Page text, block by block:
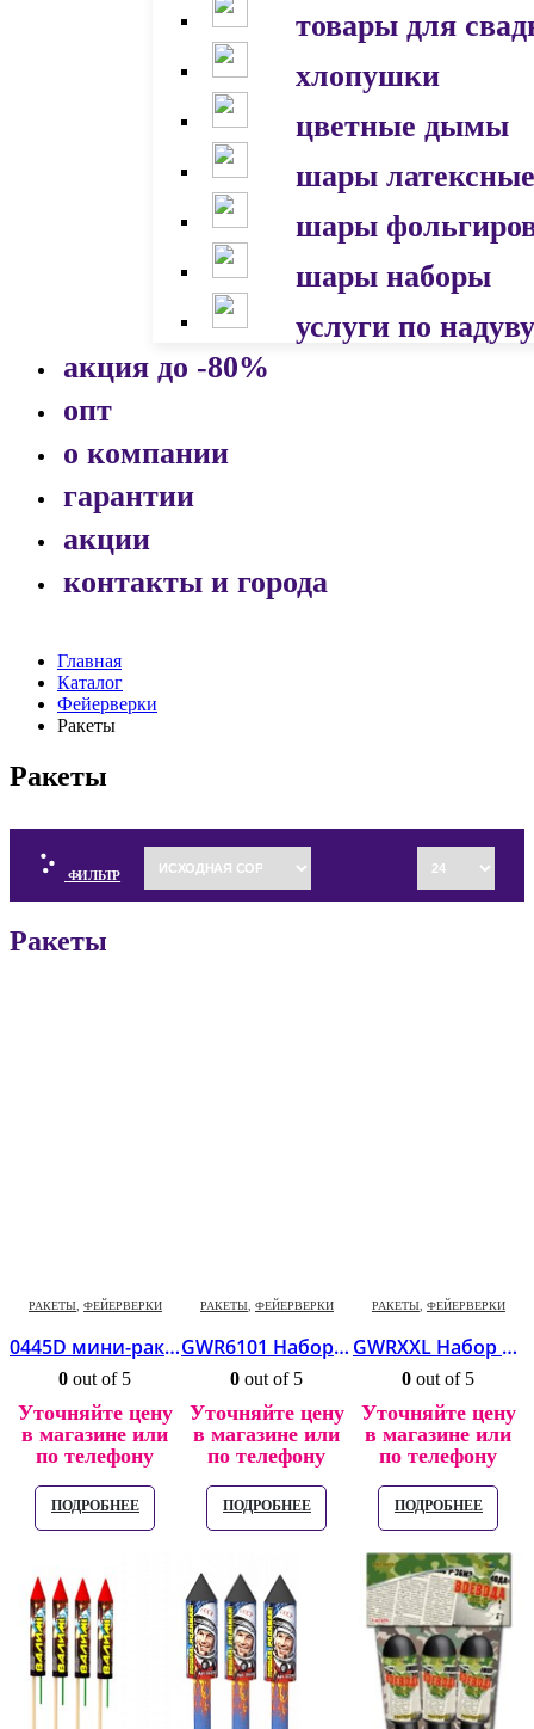
товары для
хлопушки
цветные дымы
шары латексные
шары
шары наборы
услуги по надуву
акция до -80%
опт
о компании
гарантии
акции
контакты и города
Главная
Каталог
Фейерверки
Ракеты
Ракеты
ФИЛЬТР
Ракеты
РАКЕТЫ, ФЕЙЕРВЕРКИ
0445D мини-ракеты Whistling Moon Travellers *20/12/12
0 out of 5
Уточняйте цену
в магазине или
по телефону
ПОДРОБНЕЕ
РАКЕТЫ, ФЕЙЕРВЕРКИ
GWR6101 Набор ракет (0,75″) *1/54
0 out of 5
Уточняйте цену
в магазине или
по телефону
ПОДРОБНЕЕ
РАКЕТЫ, ФЕЙЕРВЕРКИ
GWRXXL Набор ракет (0,7″, 0,8″, 1,6″) *1/12
0 out of 5
Уточняйте цену
в магазине или
по телефону
ПОДРОБНЕЕ